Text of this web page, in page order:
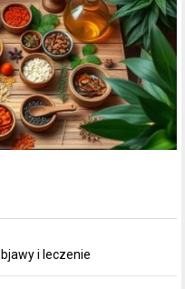
i leczenie